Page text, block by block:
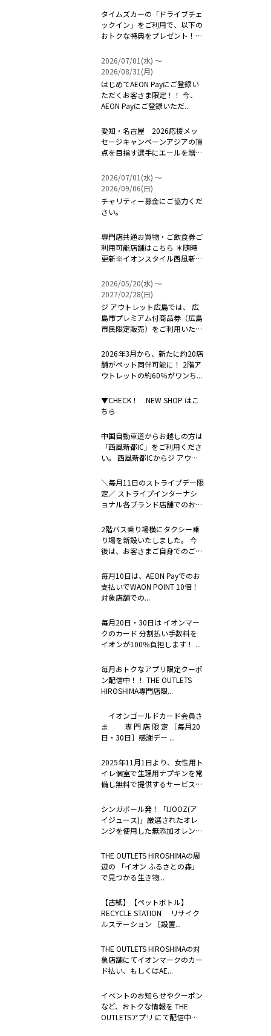
タイムズカーの「ドライブチェ
ックイン」をご利用で、以下の
おトクな特典をプレゼント！！
2026/07/01(水) 〜
2026/08/31(月)
はじめてAEON Payにご登録い
ただくお客さま限定！！ 今、
AEON Payにご登録いただ...
愛知・名古屋 2026応援メッ
セージキャンペーンアジアの頂
点を目指す選手にエールを贈ろ
2026/07/01(水) 〜
2026/09/06(日)
チャリティー募金にご協力くだ
さい。
専門店共通お買物・ご飲食券ご
利用可能店舗はこちら ＊随時
更新※イオンスタイル西風新都
2026/05/20(水) 〜
2027/02/28(日)
ジ アウトレット広島では、 広
島市プレミアム付商品券（広島
市民限定販売）をご利用いただ
2026年3月から、新たに約20店
舗がペット同伴可能に！ 2階ア
ウトレットの約60％がワンち...
▼CHECK！ NEW SHOP はこ
ちら
中国自動車道からお越しの方は
「西風新都IC」をご利用くださ
い。 西風新都ICからジ アウト
＼毎月11日のストライプデー限
定／ ストライプインターナシ
ョナル各ブランド店舗でのお支
2階バス乗り場横にタクシー乗
り場を新設いたしました。 今
後は、お客さまご自身でのご連
毎月10日は、AEON Payでのお
支払いでWAON POINT 10倍！
対象店舗での...
毎月20日・30日は イオンマー
クのカード 分割払い手数料を
イオンが100％負担します！ ...
毎月おトクなアプリ限定クーポ
ン配信中！！ THE OUTLETS
HIROSHIMA専門店限...
イオンゴールドカード会員さ
ま 専 門 店 限 定 ［毎月20
日・30日］感謝デー ...
2025年11月1日より、女性用ト
イレ個室で生理用ナプキンを常
備し無料で提供するサービス
シンガポール発！「IJOOZ(ア
イジュース)」厳選されたオレ
ンジを使用した無添加オレンジ
THE OUTLETS HIROSHIMAの周
辺の 「イオン ふるさとの森」
で見つかる生き物...
【古紙】【ペットボトル】
RECYCLE STATION リサイク
ルステーション ［設置...
THE OUTLETS HIROSHIMAの対
象店舗にてイオンマークのカー
ド払い、もしくはAE...
イベントのお知らせやクーポン
など、おトクな情報を THE
OUTLETSアプリ にて配信中。